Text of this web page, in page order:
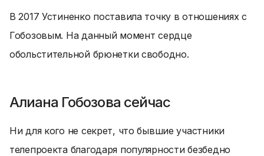
В 2017 Устиненко поставила точку в отношениях с
Гобозовым. На данный момент сердце
обольстительной брюнетки свободно.
Алиана Гобозова сейчас
Ни для кого не секрет, что бывшие участники
телепроекта благодаря популярности безбедно